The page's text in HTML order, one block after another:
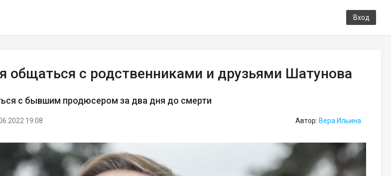
Вход
общаться с родственниками и друзьями Шатунова
с бывшим продюсером за два дня до смерти
19:08 Автор: Вера Ильина